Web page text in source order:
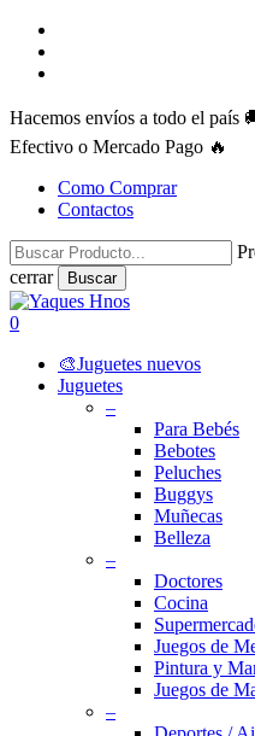
Skip
main
Hacemos envíos a todo el país
Efectivo o Mercado Pago 🔥
Como Comprar
Contactos
cerrar
Buscar
Close
Search
search
account
0
🎨Juguetes nuevos
Juguetes
–
Para Bebés
Bebotes
Peluches
Buggys
Muñecas
Belleza
–
Doctores
Cocina
Juegos de
Pintura y
Juegos de
–